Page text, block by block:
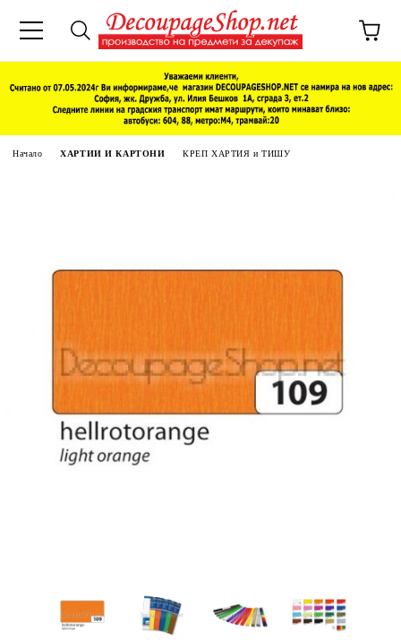
Начало ХАРТИИ И КАРТОНИ КРЕП ХАРТИЯ и ТИШУ